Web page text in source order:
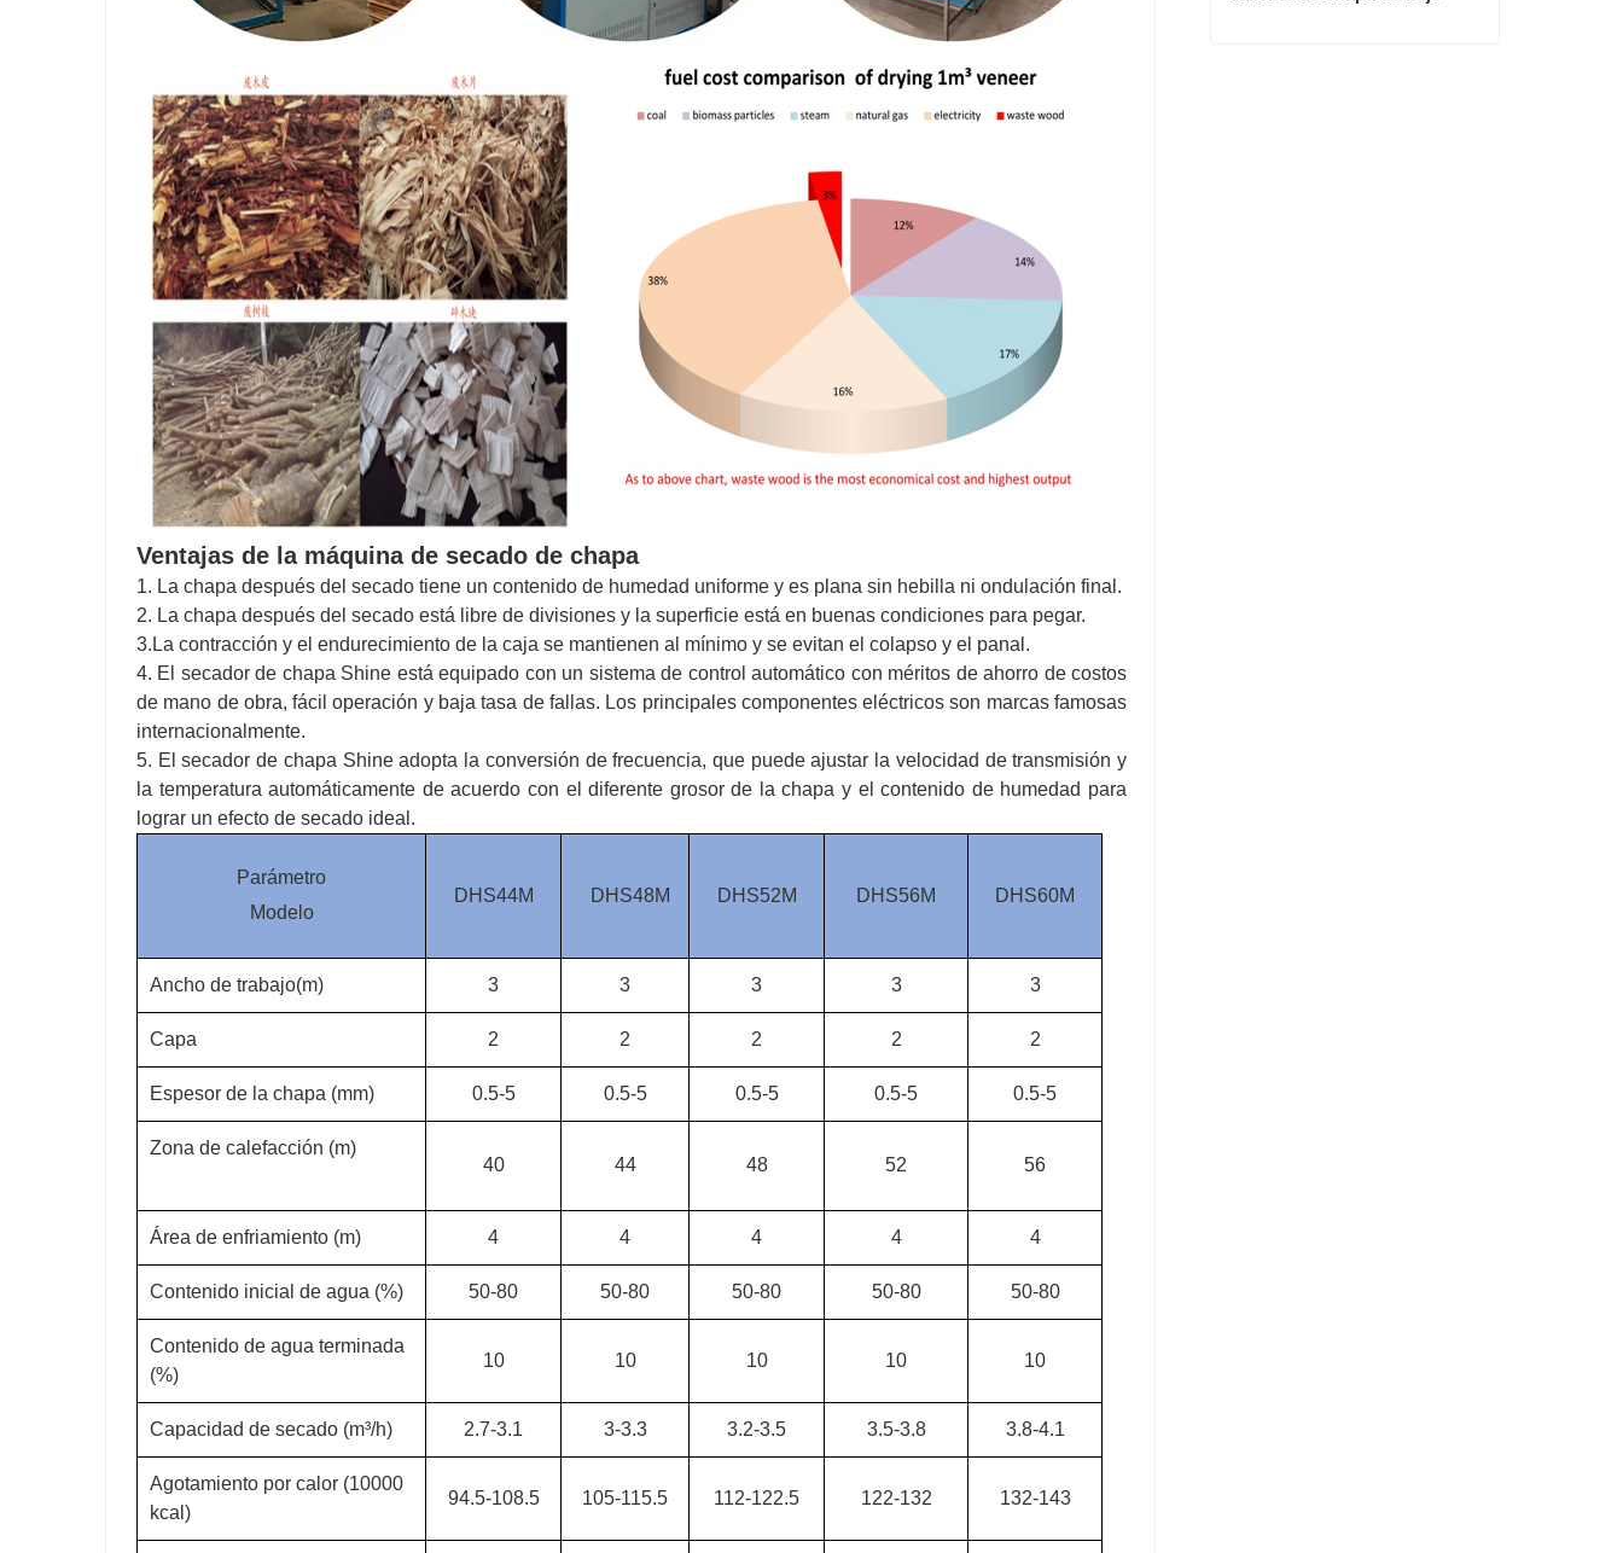
Ventajas de la máquina de secado de chapa
1. La chapa después del secado tiene un contenido de humedad uniforme y es plana sin hebilla ni ondulación final.
2. La chapa después del secado está libre de divisiones y la superficie está en buenas condiciones para pegar.
3.La contracción y el endurecimiento de la caja se mantienen al mínimo y se evitan el colapso y el panal.
4. El secador de chapa Shine está equipado con un sistema de control automático con méritos de ahorro de costos
de mano de obra, fácil operación y baja tasa de fallas. Los principales componentes eléctricos son marcas famosas
internacionalmente.
5. El secador de chapa Shine adopta la conversión de frecuencia, que puede ajustar la velocidad de transmisión y
la temperatura automáticamente de acuerdo con el diferente grosor de la chapa y el contenido de humedad para
lograr un efecto de secado ideal.
Parámetro
Modelo
DHS44M DHS48M DHS52M DHS56M DHS60M
Ancho de trabajo(m) 3 3 3 3 3
Capa 2 2 2 2 2
Espesor de la chapa (mm) 0.5-5 0.5-5 0.5-5 0.5-5 0.5-5
Zona de calefacción (m)
40
44 48 52 56
Área de enfriamiento (m) 4 4 4 4 4
Contenido inicial de agua (%) 50-80 50-80 50-80 50-80 50-80
Contenido de agua terminada
(%)
10 10 10 10 10
Capacidad de secado (m³/h) 2.7-3.1 3-3.3 3.2-3.5 3.5-3.8 3.8-4.1
Agotamiento por calor (10000
kcal)
94.5-108.5 105-115.5 112-122.5 122-132 132-143